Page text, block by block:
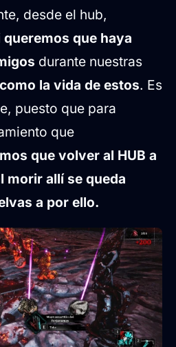
desde el hub,
queremos que haya
durante nuestras
la vida de estos. Es
puesto que para
que
que volver al HUB a
morir allí se queda
a por ello.